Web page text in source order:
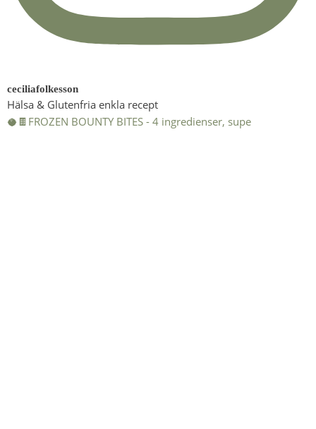
ceciliafolkesson
Hälsa & Glutenfria enkla recept
🥥🍫FROZEN BOUNTY BITES - 4 ingredienser, supe